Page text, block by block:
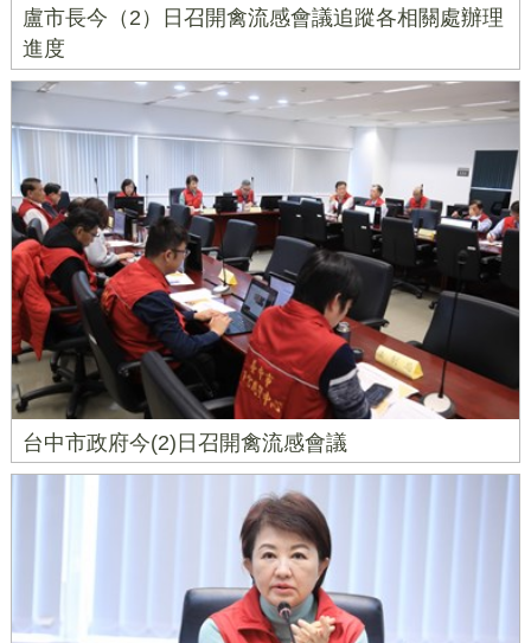
盧市長今（2）日召開禽流感會議追蹤各相關處辦理
進度
台中市政府今(2)日召開禽流感會議